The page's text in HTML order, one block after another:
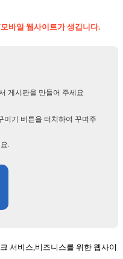
바일 웹사이트가 생깁니다.
게시판을 만들어 주세요
미기 버튼을 터치하여 꾸며주
.
서비스,비즈니스를 위한 웹사이